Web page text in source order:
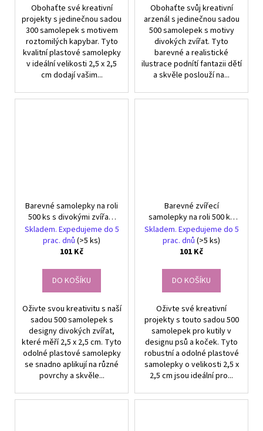
Obohaťte své kreativní
projekty s jedinečnou sadou
300 samolepek s motivem
roztomilých kapybar. Tyto
kvalitní plastové samolepky
v ideální velikosti 2,5 x 2,5
cm dodají vašim...
Obohaťte svůj kreativní
arzenál s jedinečnou sadou
500 samolepek s motivy
divokých zvířat. Tyto
barevné a realistické
ilustrace podnítí fantazii dětí
a skvěle poslouží na...
Barevné samolepky na roli
500 ks s divokými zvířaty
pro kreativní dětské
tvoření
Skladem. Expedujeme do 5
prac. dnů (>5 ks)
101 Kč
DO KOŠÍKU
Oživte svou kreativitu s naší
sadou 500 samolepek s
designy divokých zvířat,
které měří 2,5 x 2,5 cm. Tyto
odolné plastové samolepky
se snadno aplikují na různé
povrchy a skvěle...
Barevné zvířecí
samolepky na roli 500 ks
pro děti DIY
Skladem. Expedujeme do 5
prac. dnů (>5 ks)
101 Kč
DO KOŠÍKU
Oživte své kreativní
projekty s touto sadou 500
samolepek pro kutily v
designu psů a koček. Tyto
robustní a odolné plastové
samolepky o velikosti 2,5 x
2,5 cm jsou ideální pro...